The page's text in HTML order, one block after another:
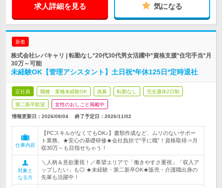
求人詳細を見る 気になる
新着
株式会社レバキャリ | 転勤なし*20代30代男女活躍中*資格支援*住宅手当*月
30万～可能
未経験OK【管理アシスタント】土日祝*年休125日*定時退社
正社員 職種・業種未経験OK 急募 転勤なし 完全週休2日制
第二新卒歓迎 女性のおしごと掲載中
情報更新日：2026/08/04 終了予定日： 2026/11/02
仕事内容
【PCスキルがなくてもOK♪】書類作成など、ムリのないサポー
ト業務。★安心の基礎研修★会社負担で”手に職”！資格取得⇒月
収30万～も目指せちゃう！
対象と
なる方
＼人柄＆意欲重視！／希望エリアで「働きやすさ重視」「収入ア
ップしたい」も◎ ★未経験・第二新卒OK★販売・介護職出身の
先輩も活躍中！